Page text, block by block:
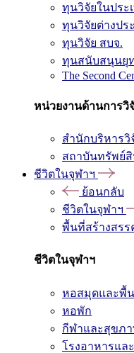
ทุนวิจัยในประ
ทุนวิจัยต่างปร
ทุนวิจัย สบจ.
ทุนสนับสนุนยุ
The Second
หน่วยงานด้านการวิ
สำนักบริหารวิ
สถาบันทรัพย์
ชีวิตในจุฬาฯ
ย้อนกลับ
ชีวิตในจุฬาฯ
พื้นที่สร้างสรร
ชีวิตในจุฬาฯ
หอสมุดและพื้
หอพัก
กีฬาและสุขภ
โรงอาหารแล